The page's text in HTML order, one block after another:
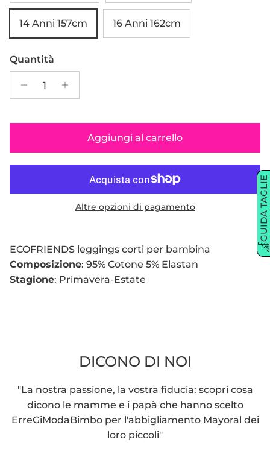
14 Anni 157cm 16 Anni 162cm
Quantità
Aggiungi al carrello
Altre opzioni di pagamento
ECOFRIENDS leggings corti per bambina
Composizione: 95% Cotone 5% Elastan
Stagione: Primavera-Estate
DICONO DI NOI
"La nostra passione, la vostra fiducia: scopri cosa
dicono le mamme e i papà che hanno scelto
ErreGiModaBimbo per l'abbigliamento Mayoral dei
loro piccoli"
GUIDA TAGLIE